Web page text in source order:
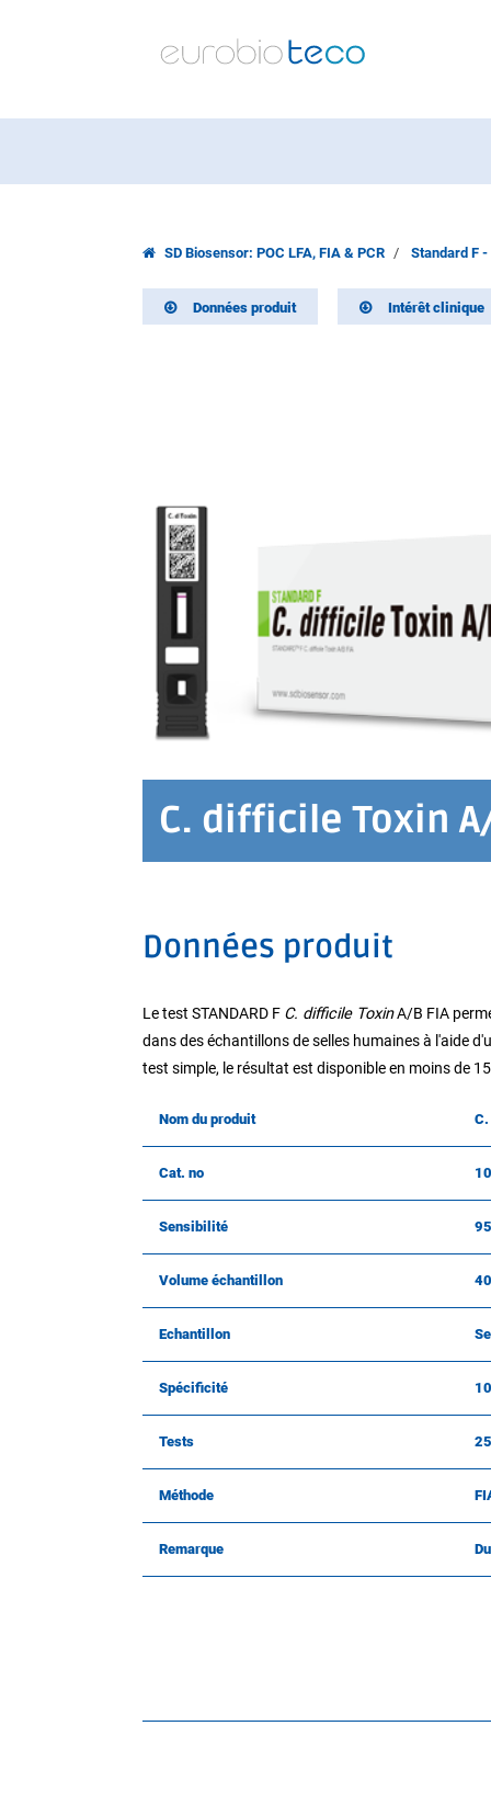
SD Biosensor: POC LFA, FIA & PCR Standard F -
Données produit Intérêt clinique
C. difficile Toxin
Données produit
Le test STANDARD F C. difficile ToxinA/B FIA
dans des échantillons de selles humaines à l'aide
test simple, le résultat est disponible en moins de
Nom du produit
Cat. no
Sensibilité
Volume échantillon
Echantillon
Spécificité
Tests 25
Méthode
Remarque